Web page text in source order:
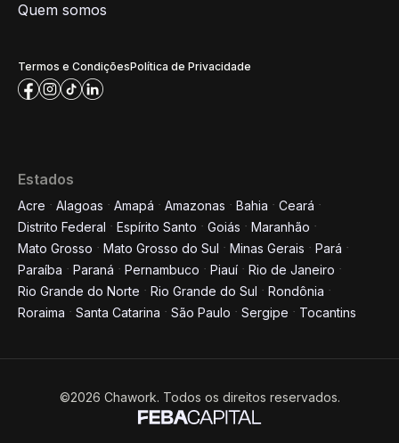
Quem somos
Termos e CondiçõesPolítica de Privacidade
Estados
Acre Alagoas Amapá Amazonas Bahia
Ceará
Distrito Federal
Espírito Santo Goiás
Maranhão
Mato Grosso
Mato Grosso do Sul Minas Gerais
Pará
Paraíba
Paraná Pernambuco Piauí
Rio de Janeiro
Rio Grande do Norte
Rio Grande do Sul
Rondônia
Roraima
Santa Catarina São Paulo Sergipe Tocantins
©2026 Chawork. Todos os direitos reservados.